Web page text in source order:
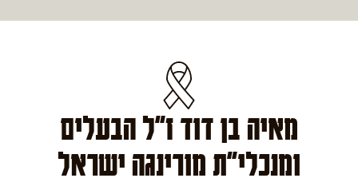
מאיה בן דוד ז"ל הבעלים
ומנכלי"ת מורינגה ישראל